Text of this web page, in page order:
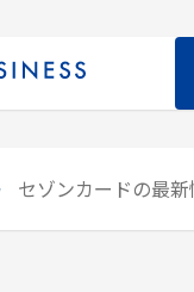
セゾンカードの最新